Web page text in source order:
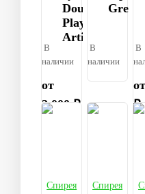
Double
Play®
Artis
В
наличии
от
2 000 ₽
В
наличии
В
₽